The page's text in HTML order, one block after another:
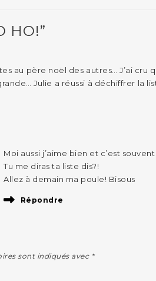
HO!”
au père noël des autres… J’ai
Julie a réussi à déchiffrer
Moi aussi j’aime bien et c’est
Tu me diras ta liste dis?!
Allez à demain ma poule! Bisous
Répondre
sont indiqués avec *